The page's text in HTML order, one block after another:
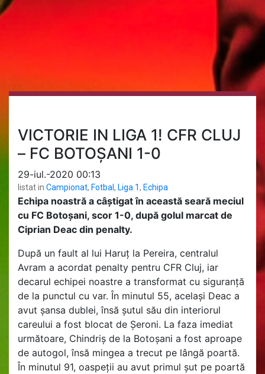
VICTORIE IN LIGA 1! CFR CLUJ
– FC BOTOȘANI 1-0
29-iul.-2020 00:13
listat in Campionat, Fotbal , Liga 1, Echipa
Echipa noastră a câștigat în această seară meciul
cu FC Botoșani, scor 1-0, după golul marcat de
Ciprian Deac din penalty.
După un fault al lui Haruț la Pereira, centralul
Avram a acordat penalty pentru CFR Cluj, iar
decarul echipei noastre a transformat cu siguranță
de la punctul cu var. În minutul 55, același Deac a
avut șansa dublei, însă șutul său din interiorul
careului a fost blocat de Șeroni. La faza imediat
următoare, Chindriș de la Botoșani a fost aproape
de autogol, însă mingea a trecut pe lângă poartă.
În minutul 91, oaspeții au avut primul șut pe poartă